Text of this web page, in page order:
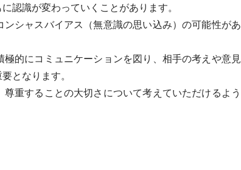
認識が変わっていくことがあります。
シャスバイアス（無意識の思い込み）の可能性があ
的にコミュニケーションを図り、相手の考えや意見
となります。
重することの大切さについて考えていただけるよう